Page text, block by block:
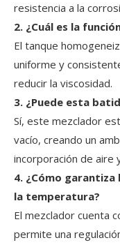
resistencia a la
2. ¿Cuál es la
El tanque
uniforme y
reducir la viscosidad.
3. ¿Puede esta
Sí, este mezclador
vacío, creando un
incorporación de aire
4. ¿Cómo
la temperatura?
El mezclador cuenta
permite una